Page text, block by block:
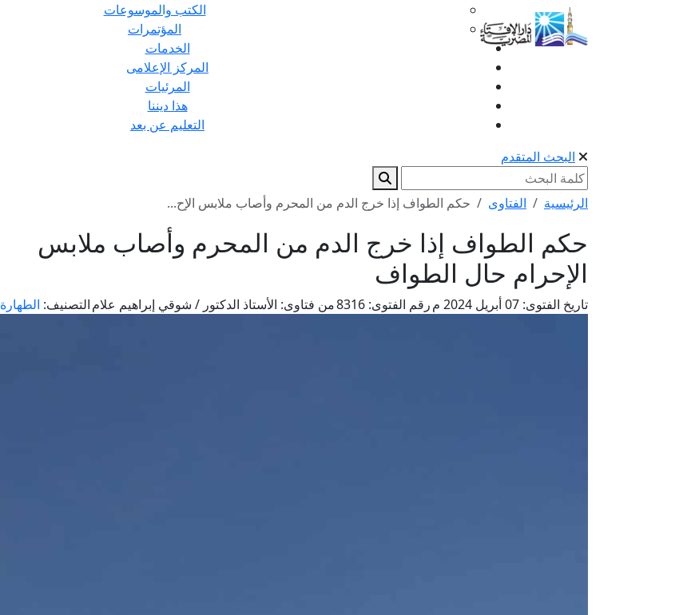
الكتب والموسوعات
المؤتمرات
الخدمات
المركز الإعلامى
المرئيات
هذا ديننا
التعليم عن بعد
البحث المتقدم
الرئيسية الفتاوى حكم الطواف إذا خرج الدم من المحرم وأصاب ملابس الإح...
حكم الطواف إذا خرج الدم من المحرم وأصاب ملابس
الإحرام حال الطواف
تاريخ الفتوى: رقم الفتوى: من فتاوى: الأستاذ الدكتور / شوقي إبراهيم علامالتصنيف: الطهارة